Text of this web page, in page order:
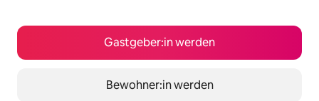
Gastgeber:in werden
Bewohner:in werden